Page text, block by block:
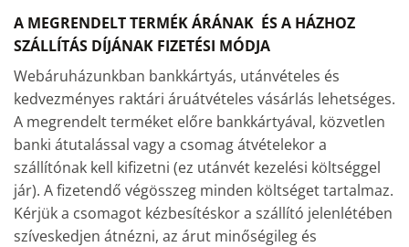
A MEGRENDELT TERMÉK ÁRÁNAK ÉS A HÁZHOZ
SZÁLLÍTÁS DÍJÁNAK FIZETÉSI MÓDJA
Webáruházunkban bankkártyás, utánvételes és
kedvezményes raktári áruátvételes vásárlás lehetséges.
A megrendelt terméket előre bankkártyával, közvetlen
banki átutalással vagy a csomag átvételekor a
szállítónak kell kifizetni (ez utánvét kezelési költséggel
jár). A fizetendő végösszeg minden költséget tartalmaz.
Kérjük a csomagot kézbesítéskor a szállító jelenlétében
szíveskedjen átnézni, az árut minőségileg és